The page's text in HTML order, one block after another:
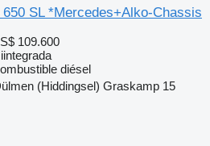
SL *Mercedes+Alko-Chassis
109.600
diésel
(Hiddingsel) Graskamp 15